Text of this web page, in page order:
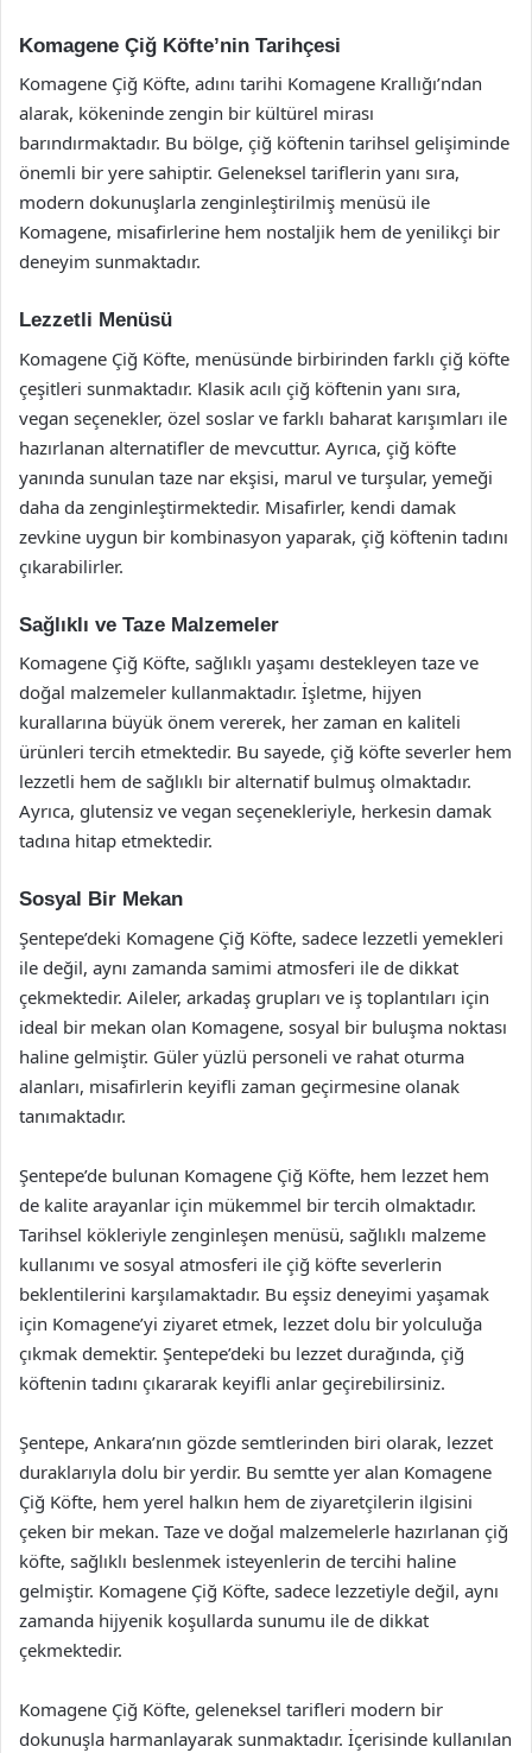
Komagene Çiğ Köfte’nin Tarihçesi
Komagene Çiğ Köfte, adını tarihi Komagene Krallığı’ndan
alarak, kökeninde zengin bir kültürel mirası
barındırmaktadır. Bu bölge, çiğ köftenin tarihsel gelişiminde
önemli bir yere sahiptir. Geleneksel tariflerin yanı sıra,
modern dokunuşlarla zenginleştirilmiş menüsü ile
Komagene, misafirlerine hem nostaljik hem de yenilikçi bir
deneyim sunmaktadır.
Lezzetli Menüsü
Komagene Çiğ Köfte, menüsünde birbirinden farklı çiğ köfte
çeşitleri sunmaktadır. Klasik acılı çiğ köftenin yanı sıra,
vegan seçenekler, özel soslar ve farklı baharat karışımları ile
hazırlanan alternatifler de mevcuttur. Ayrıca, çiğ köfte
yanında sunulan taze nar ekşisi, marul ve turşular, yemeği
daha da zenginleştirmektedir. Misafirler, kendi damak
zevkine uygun bir kombinasyon yaparak, çiğ köftenin tadını
çıkarabilirler.
Sağlıklı ve Taze Malzemeler
Komagene Çiğ Köfte, sağlıklı yaşamı destekleyen taze ve
doğal malzemeler kullanmaktadır. İşletme, hijyen
kurallarına büyük önem vererek, her zaman en kaliteli
ürünleri tercih etmektedir. Bu sayede, çiğ köfte severler hem
lezzetli hem de sağlıklı bir alternatif bulmuş olmaktadır.
Ayrıca, glutensiz ve vegan seçenekleriyle, herkesin damak
tadına hitap etmektedir.
Sosyal Bir Mekan
Şentepe’deki Komagene Çiğ Köfte, sadece lezzetli yemekleri
ile değil, aynı zamanda samimi atmosferi ile de dikkat
çekmektedir. Aileler, arkadaş grupları ve iş toplantıları için
ideal bir mekan olan Komagene, sosyal bir buluşma noktası
haline gelmiştir. Güler yüzlü personeli ve rahat oturma
alanları, misafirlerin keyifli zaman geçirmesine olanak
tanımaktadır.
Şentepe’de bulunan Komagene Çiğ Köfte, hem lezzet hem
de kalite arayanlar için mükemmel bir tercih olmaktadır.
Tarihsel kökleriyle zenginleşen menüsü, sağlıklı malzeme
kullanımı ve sosyal atmosferi ile çiğ köfte severlerin
beklentilerini karşılamaktadır. Bu eşsiz deneyimi yaşamak
için Komagene’yi ziyaret etmek, lezzet dolu bir yolculuğa
çıkmak demektir. Şentepe’deki bu lezzet durağında, çiğ
köftenin tadını çıkararak keyifli anlar geçirebilirsiniz.
Şentepe, Ankara’nın gözde semtlerinden biri olarak, lezzet
duraklarıyla dolu bir yerdir. Bu semtte yer alan Komagene
Çiğ Köfte, hem yerel halkın hem de ziyaretçilerin ilgisini
çeken bir mekan. Taze ve doğal malzemelerle hazırlanan çiğ
köfte, sağlıklı beslenmek isteyenlerin de tercihi haline
gelmiştir. Komagene Çiğ Köfte, sadece lezzetiyle değil, aynı
zamanda hijyenik koşullarda sunumu ile de dikkat
çekmektedir.
Komagene Çiğ Köfte, geleneksel tarifleri modern bir
dokunuşla harmanlayarak sunmaktadır. İçerisinde kullanılan